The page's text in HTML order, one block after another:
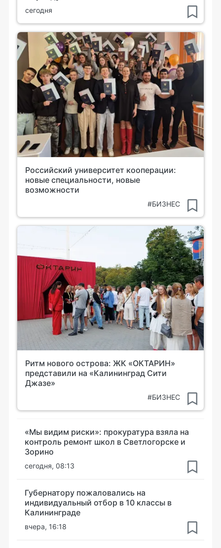
сегодня
Российский университет кооперации:
новые специальности, новые
возможности
#БИЗНЕС
Ритм нового острова: ЖК «ОКТАРИН»
представили на «Калининград Сити
Джазе»
#БИЗНЕС
«Мы видим риски»: прокуратура взяла на
контроль ремонт школ в Светлогорске и
Зорино
сегодня, 08:13
Губернатору пожаловались на
индивидуальный отбор в 10 классы в
Калининграде
вчера, 16:18